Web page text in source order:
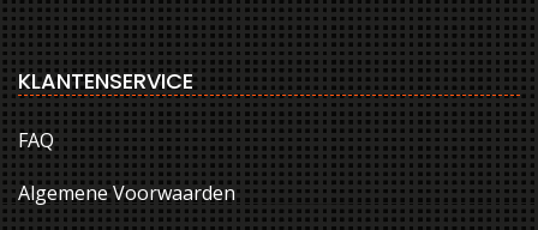
KLANTENSERVICE
FAQ
Algemene Voorwaarden